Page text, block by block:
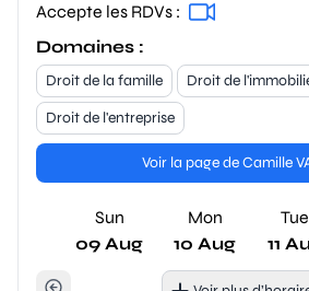
Accepte les RDVs :
Domaines :
Droit de la famille
Droit de
Droit de l'entreprise
Voir la page de Camille
Sun
09 Aug
Mon
10 Aug
Tue
11